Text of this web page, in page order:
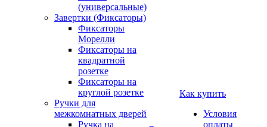
(универсальные)
Завертки (Фиксаторы)
Фиксаторы
Морелли
Фиксаторы на
квадратной
розетке
Фиксаторы на
круглой розетке
Ручки для
межкомнатных дверей
Ручка на
Как купить
Условия
оплаты